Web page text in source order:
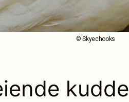
© Skyechooks
kudde